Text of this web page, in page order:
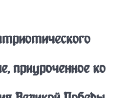
приуроченное ко